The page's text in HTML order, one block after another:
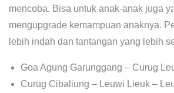
mencoba. Bisa untuk anak-anak juga
mengupgrade kemampuan anaknya.
lebih indah dan tantangan yang lebih
Goa Agung Garunggang – Curug
Curug Cibaliung – Leuwi Lieuk –